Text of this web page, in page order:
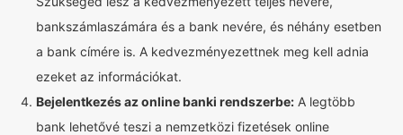
bankszámlaszámára és a bank nevére, és néhány esetben
a bank címére is. A kedvezményezettnek meg kell adnia
ezeket az információkat.
Bejelentkezés az online banki rendszerbe: A legtöbb
bank lehetővé teszi a nemzetközi fizetések online